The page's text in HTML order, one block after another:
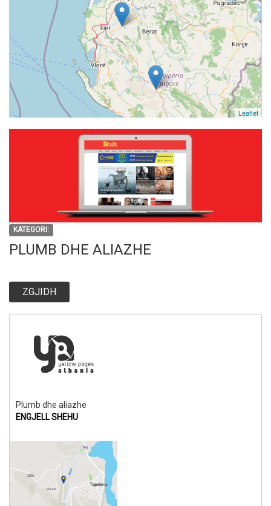
KATEGORI:
PLUMB DHE ALIAZHE
ZGJIDH
Plumb dhe aliazhe
ENGJELL SHEHU
Leaflet